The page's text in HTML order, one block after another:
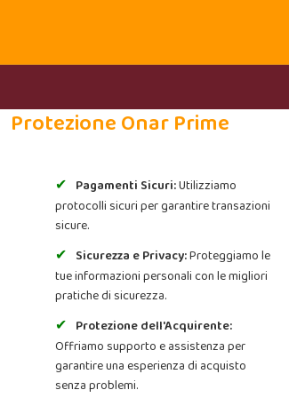
Protezione Onar Prime
Pagamenti Sicuri:Utilizziamo
protocolli sicuri per garantire transazioni
sicure.
Sicurezza e Privacy:Proteggiamo le
tue informazioni personali con le migliori
pratiche di sicurezza.
Protezione dell'Acquirente:
Offriamo supporto e assistenza per
garantire una esperienza di acquisto
senza problemi.